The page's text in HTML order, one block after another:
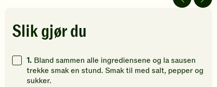
Klikk
for
gi
din
vurdering.
din
vurdering.
5
din
Slik gjør du
1. Bland sammen alle ingrediensene og la sausen
trekke smak en stund. Smak til med salt, pepper og
sukker.